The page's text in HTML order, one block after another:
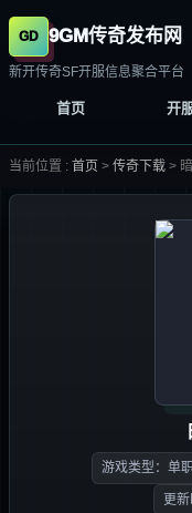
9GM传奇发布网
新开传奇SF开服信息聚合平台
首页 开
当前位置 : 首页 > 传奇下载 >
游戏类型：单
更